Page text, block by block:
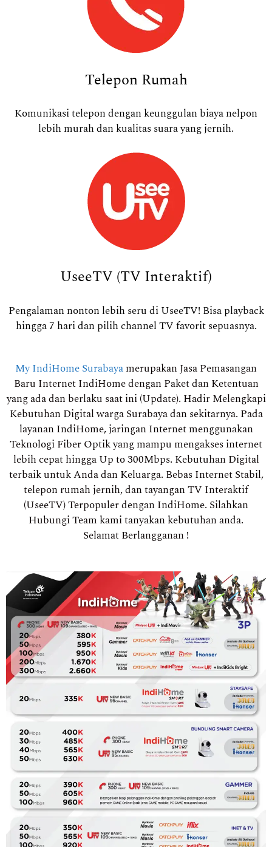
Telepon Rumah
Komunikasi telepon dengan keunggulan biaya nelpon
lebih murah dan kualitas suara yang jernih.
UseeTV (TV Interaktif)
Pengalaman nonton lebih seru di UseeTV! Bisa playback
hingga 7 hari dan pilih channel TV favorit sepuasnya.
My IndiHome Surabayamerupakan Jasa Pemasangan
Baru Internet IndiHome dengan Paket dan Ketentuan
yang ada dan berlaku saat ini (Update). Hadir Melengkapi
Kebutuhan Digital warga Surabaya dan sekitarnya. Pada
layanan IndiHome, jaringan Internet menggunakan
Teknologi Fiber Optik yang mampu mengakses internet
lebih cepat hingga Up to 300Mbps. Kebutuhan Digital
terbaik untuk Anda dan Keluarga. Bebas Internet Stabil,
telepon rumah jernih, dan tayangan TV Interaktif
(UseeTV) Terpopuler dengan IndiHome. Silahkan
Hubungi Team kami tanyakan kebutuhan anda.
Selamat Berlangganan !